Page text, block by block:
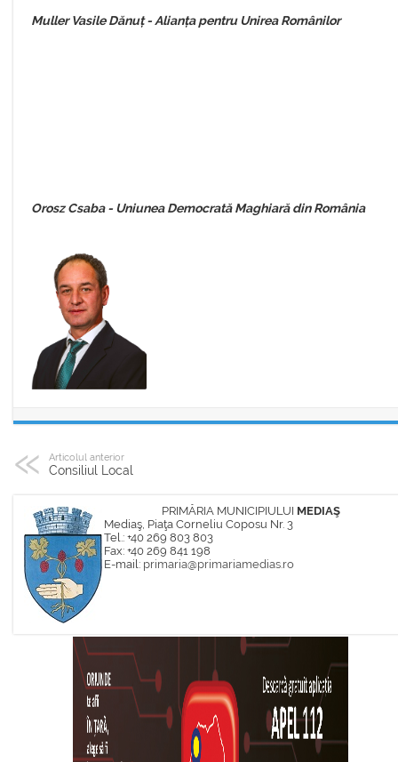
Muller Vasile Dănuț - Alianța pentru Unirea Românilor
Orosz Csaba - Uniunea Democrată Maghiară din România
Articolul anterior
Consiliul Local
PRIMĂRIA MUNICIPIULUI MEDIAŞ
Mediaş, Piaţa Corneliu Coposu Nr. 3
Tel.: +40 269 803 803
Fax: +40 269 841 198
E-mail: primaria@primariamedias.ro